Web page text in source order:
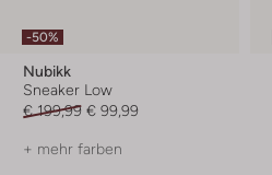
-50%
Nubikk
Sneaker Low
€ 199,99 € 99,99
+ mehr farben